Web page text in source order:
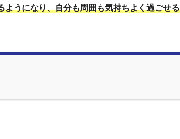
うになり、自分も周囲も気持ちよく過ごせる